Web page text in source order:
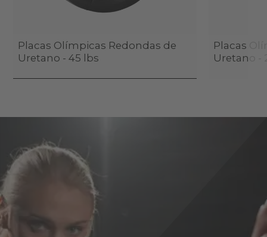
Placas Olímpicas Redondas de
Uretano - 45 lbs
Placas
Uretano -